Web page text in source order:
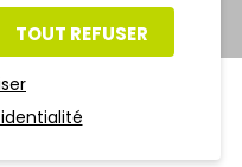
de confidentialité
TOUT REFUSER